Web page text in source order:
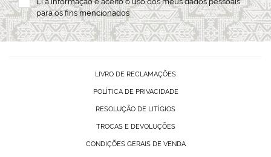
para os fins mencionados
LIVRO DE RECLAMAÇÕES
POLÍTICA DE PRIVACIDADE
RESOLUÇÃO DE LITÍGIOS
TROCAS E DEVOLUÇÕES
CONDIÇÕES GERAIS DE VENDA